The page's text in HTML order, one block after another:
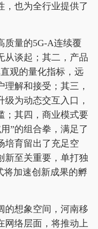
，也为全行业提供了
质量的5G-A连续覆
从谈起；其二，产品
观的量化指标，远
解和接受；其三，
为动态交互入口，
；其四，商业模式要
”的组合拳，满足了
培育留出了充足空
新至关重要，单打独
将加速创新成果的孵
的想象空间，河南移
网络层面，将推动上